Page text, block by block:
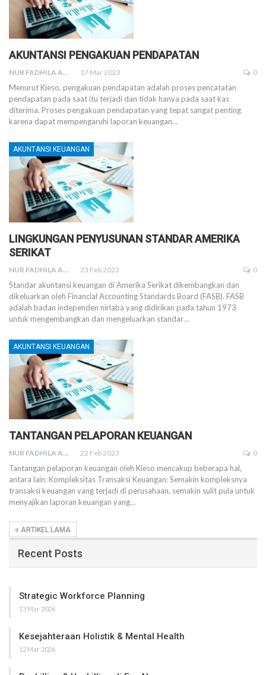
AKUNTANSI PENGAKUAN PENDAPATAN
NUR FADHILA AMRI, SE., AK., M.SI 17 Mar 2023 0
Menurut Kieso, pengakuan pendapatan adalah proses pencatatan
pendapatan pada saat itu terjadi dan tidak hanya pada saat kas
diterima. Proses pengakuan pendapatan yang tepat sangat penting
karena dapat mempengaruhi laporan keuangan…
AKUNTANSI KEUANGAN
LINGKUNGAN PENYUSUNAN STANDAR AMERIKA
SERIKAT
NUR FADHILA AMRI, SE., AK., M.SI 23 Feb 2023 0
Standar akuntansi keuangan di Amerika Serikat dikembangkan dan
dikeluarkan oleh Financial Accounting Standards Board (FASB). FASB
adalah badan independen nirlaba yang didirikan pada tahun 1973
untuk mengembangkan dan mengeluarkan standar…
AKUNTANSI KEUANGAN
TANTANGAN PELAPORAN KEUANGAN
NUR FADHILA AMRI, SE., AK., M.SI 22 Feb 2023 0
Tantangan pelaporan keuangan oleh Kieso mencakup beberapa hal,
antara lain: Kompleksitas Transaksi Keuangan: Semakin kompleksnya
transaksi keuangan yang terjadi di perusahaan, semakin sulit pula untuk
menyajikan laporan keuangan yang…
ARTIKEL LAMA
Recent Posts
Strategic Workforce Planning
13 Mar 2026
Kesejahteraan Holistik & Mental Health
12 Mar 2026